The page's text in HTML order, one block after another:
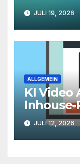
richtige
JULI 19, 2026
ALLGEMEIN
KI Video
finden
richtigen
JULI 12, 2026